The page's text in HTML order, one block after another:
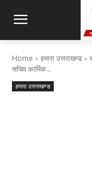
Home हमारा उत्तराखण्ड
सचिव कार्मिक...
हमारा उत्तराखण्ड